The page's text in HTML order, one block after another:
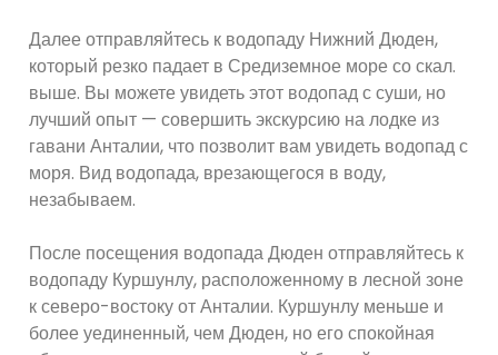
Далее отправляйтесь к водопаду Нижний Дюден,
который резко падает в Средиземное море со скал.
выше. Вы можете увидеть этот водопад с суши, но
лучший опыт — совершить экскурсию на лодке из
гавани Анталии, что позволит вам увидеть водопад с
моря. Вид водопада, врезающегося в воду,
незабываем.
После посещения водопада Дюден отправляйтесь к
водопаду Куршунлу, расположенному в лесной зоне
к северо-востоку от Анталии. Куршунлу меньше и
более уединенный, чем Дюден, но его спокойная